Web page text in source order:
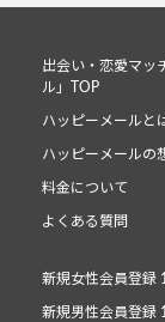
出会い・恋愛マッ
ル」TOP
ハッピーメールと
ハッピーメールの
料金について
よくある質問
新規女性会員登録
新規男性会員登録